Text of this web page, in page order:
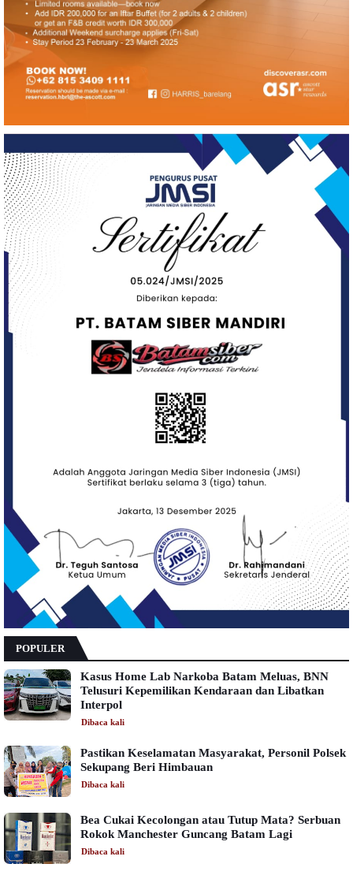
POPULER
Kasus Home Lab Narkoba Batam Meluas, BNN
Telusuri Kepemilikan Kendaraan dan Libatkan
Interpol
Dibaca kali
Pastikan Keselamatan Masyarakat, Personil Polsek
Sekupang Beri Himbauan
Dibaca kali
Bea Cukai Kecolongan atau Tutup Mata? Serbuan
Rokok Manchester Guncang Batam Lagi
Dibaca kali